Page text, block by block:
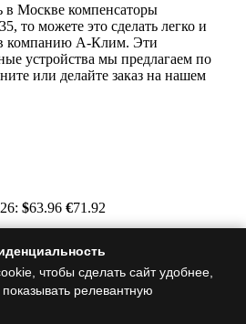
в Москве компенсаторы
то можете это сделать легко и
компанию А-Клим. Эти
устройства мы предлагаем по
или делайте заказ на нашем
$63.96 €71.92
(495) 128-19-35
чтобы сделать сайт удобнее,
релевантную